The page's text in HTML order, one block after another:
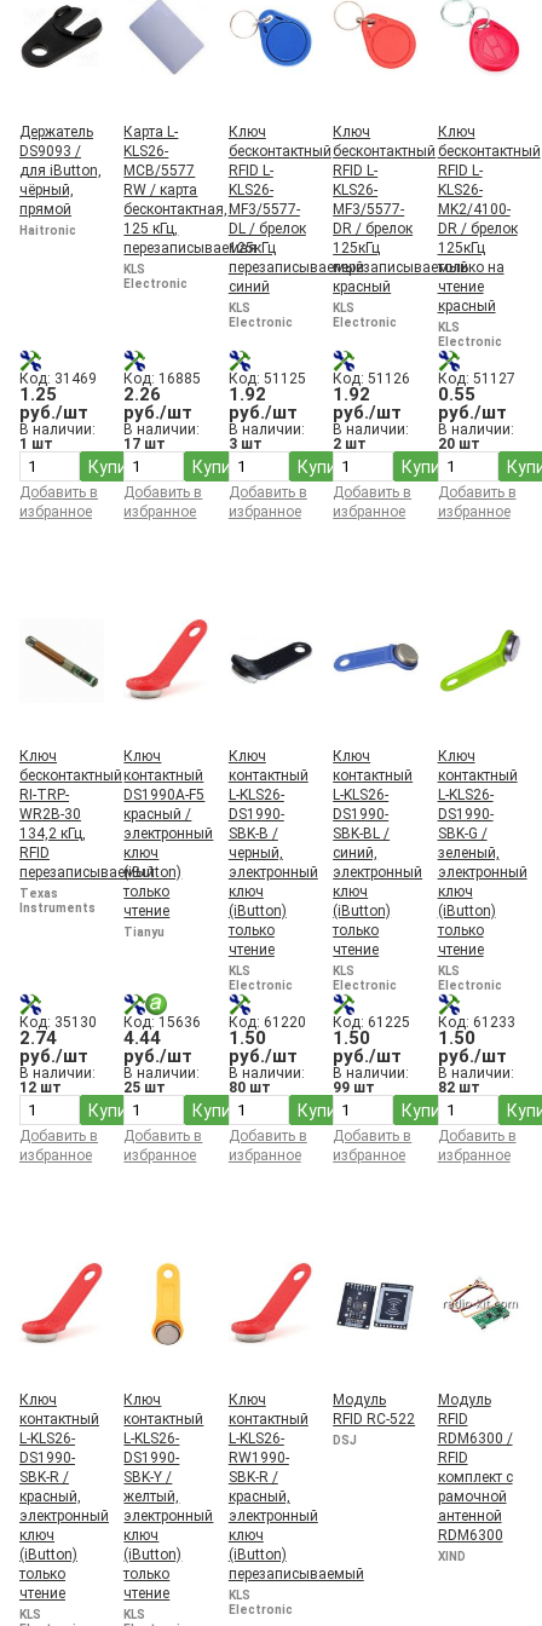
ИП Буглак
СНГ
Держатель
DS9093 /
для iButton,
чёрный,
прямой
Haitronic
Код: 31469
1.25
руб./шт
В наличии:
1 шт
Купить
Добавить в
избранное
Карта L-
KLS26-
MCB/5577
RW / карта
бесконтактная,
125 кГц,
перезаписываемая
KLS
Electronic
Код: 16885
2.26
руб./шт
В наличии:
17 шт
Купить
Добавить в
избранное
Ключ
бесконтактный
RFID L-
KLS26-
MF3/5577-
DL / брелок
125кГц
перезаписываемый
синий
KLS
Electronic
Код: 51125
1.92
руб./шт
В наличии:
3 шт
Купить
Добавить в
избранное
Ключ
бесконтактный
RFID L-
KLS26-
MF3/5577-
DR / брелок
125кГц
перезаписываемый
красный
KLS
Electronic
Код: 51126
1.92
руб./шт
В наличии:
2 шт
Купить
Добавить в
избранное
Ключ
бесконтактный
RFID L-
KLS26-
MK2/4100-
DR / брелок
125кГц
только на
чтение
красный
KLS
Electronic
Код: 51127
0.55
руб./шт
В наличии:
20 шт
Добавить в
избранное
Ключ
бесконтактный
RI-TRP-
WR2B-30
134,2 кГц,
RFID
перезаписываемый
Texas
Instruments
Код: 35130
2.74
руб./шт
В наличии:
12 шт
Купить
Добавить в
избранное
Ключ
контактный
DS1990A-F5
красный /
электронный
ключ
(iButton)
только
чтение
Tianyu
Код: 15636
4.44
руб./шт
В наличии:
25 шт
Купить
Добавить в
избранное
Ключ
контактный
L-KLS26-
DS1990-
SBK-B /
черный,
электронный
ключ
(iButton)
только
чтение
KLS
Electronic
Код: 61220
1.50
руб./шт
В наличии:
80 шт
Купить
Добавить в
избранное
Ключ
контактный
L-KLS26-
DS1990-
SBK-BL /
синий,
электронный
ключ
(iButton)
только
чтение
KLS
Electronic
Код: 61225
1.50
руб./шт
В наличии:
99 шт
Купить
Добавить в
избранное
Ключ
контактный
L-KLS26-
DS1990-
SBK-G /
зеленый,
электронный
ключ
(iButton)
только
чтение
KLS
Electronic
Код: 61233
1.50
руб./шт
В наличии:
82 шт
Добавить в
избранное
Ключ
контактный
L-KLS26-
DS1990-
SBK-R /
красный,
электронный
ключ
(iButton)
только
чтение
KLS
Ключ
контактный
L-KLS26-
DS1990-
SBK-Y /
желтый,
электронный
ключ
(iButton)
только
чтение
KLS
Ключ
контактный
L-KLS26-
RW1990-
SBK-R /
красный,
электронный
ключ
(iButton)
перезаписываемый
KLS
Electronic
Модуль
RFID RC-522
DSJ
Модуль
RFID
RDM6300 /
RFID
комплект с
рамочной
антенной
RDM6300
XIND